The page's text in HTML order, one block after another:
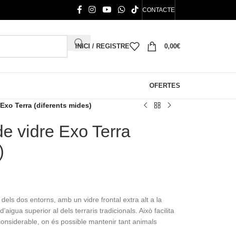
CONTACTE
INICI / REGISTRE 0,00€
OFERTES
Terra (diferents mides)
vidre Exo Terra
dos entorns, amb un vidre frontal extra alt a la
superior al dels terraris tradicionals. Això facilita
on és possible mantenir tant animals